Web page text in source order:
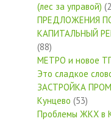
(лес за управой)
ПРЕДЛОЖЕНИЯ
КАПИТАЛЬНЫЙ
(88)
МЕТРО и новое
Это сладкое
ЗАСТРОЙКА
Кунцево (53)
Проблемы ЖКХ в